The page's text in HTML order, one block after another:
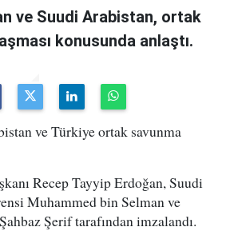
ve Suudi Arabistan, ortak
konusunda anlaştı.
ve Türkiye ortak savunma
Recep Tayyip Erdoğan, Suudi
Muhammed bin Selman ve
Şerif tarafından imzalandı.